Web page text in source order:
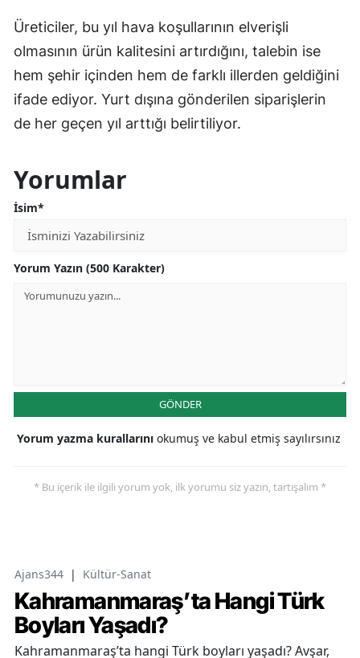
Üreticiler, bu yıl hava koşullarının elverişli
olmasının ürün kalitesini artırdığını, talebin ise
hem şehir içinden hem de farklı illerden geldiğini
ifade ediyor. Yurt dışına gönderilen siparişlerin
de her geçen yıl arttığı belirtiliyor.
Yorumlar
İsim*
Yorum Yazın (500 Karakter)
GÖNDER
Yorum yazma kurallarını okumuş ve kabul etmiş sayılırsınız
* Bu içerik ile ilgili yorum yok, ilk yorumu siz yazın, tartışalım *
Ajans344 | Kültür-Sanat
Kahramanmaraş’ta Hangi Türk
Boyları Yaşadı?
Kahramanmaraş’ta hangi Türk boyları yaşadı? Avşar,